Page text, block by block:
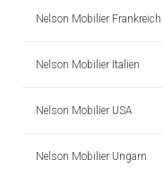
Nelson Mobilier Frankreich
Nelson Mobilier Italien
Nelson Mobilier USA
Nelson Mobilier Ungarn